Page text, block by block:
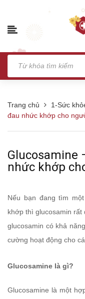
Trang chủ 1-Sức
đau nhức khớp cho
Glucosamine
nhức khớp
Nếu bạn đang tìm
khớp thì glucosamin rất
glucosamin có khả
cường hoạt động cho
Glucosamine là gì?
Glucosamine là một